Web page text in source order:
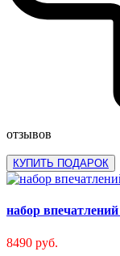
отзывов
КУПИТЬ ПОДАРОК
набор
8490 руб.